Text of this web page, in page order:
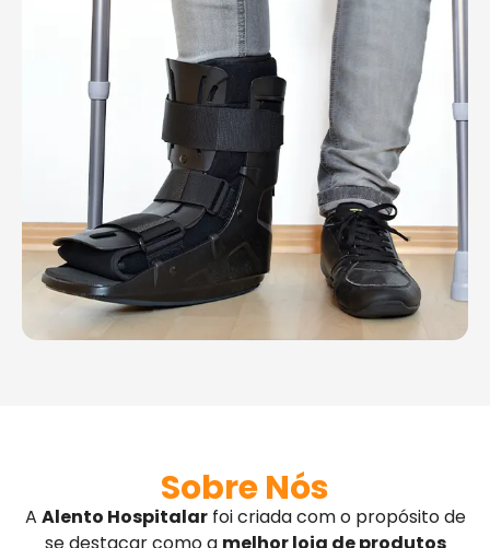
Sobre Nós
A Alento Hospitalarfoi criada com o propósito de